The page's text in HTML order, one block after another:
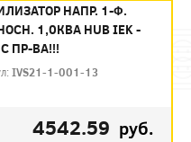
НАПР. 1-Ф.
1,0КВА HUB IEK -
ПР-ВА!!!
IVS21-1-001-13
4542.59 руб.